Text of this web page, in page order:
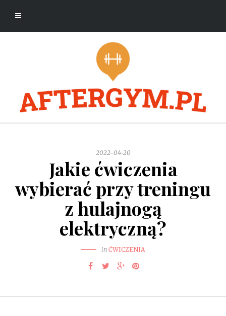
2022-04-20
Jakie ćwiczenia
wybierać przy treningu
z hulajnogą
elektryczną?
in ĆWICZENIA